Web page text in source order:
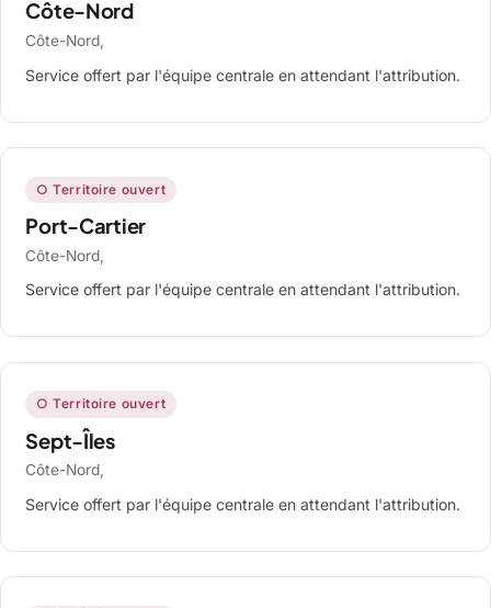
Côte-Nord
Côte-Nord,
Service offert par l'équipe centrale en attendant l'attribution.
○ Territoire ouvert
Port-Cartier
Côte-Nord,
Service offert par l'équipe centrale en attendant l'attribution.
○ Territoire ouvert
Sept-Îles
Côte-Nord,
Service offert par l'équipe centrale en attendant l'attribution.